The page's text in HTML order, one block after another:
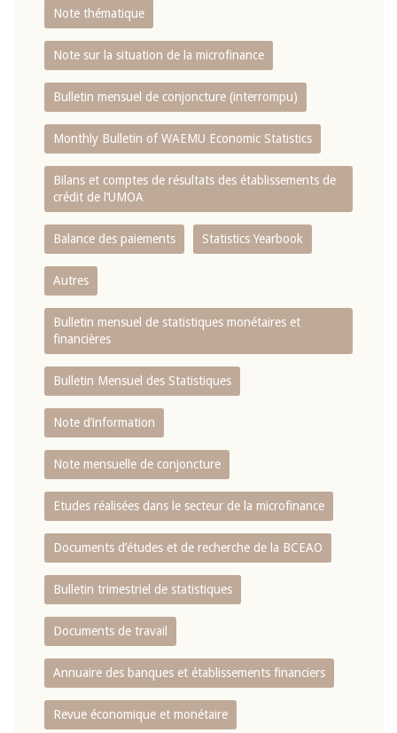
Note thématique
Note sur la situation de la microfinance
Bulletin mensuel de conjoncture (interrompu)
Monthly Bulletin of WAEMU Economic Statistics
Bilans et comptes de résultats des établissements de
crédit de l‘UMOA
Balance des paiements Statistics Yearbook
Autres
Bulletin mensuel de statistiques monétaires et
financières
Bulletin Mensuel des Statistiques
Note d’information
Note mensuelle de conjoncture
Etudes réalisées dans le secteur de la microfinance
Documents d’études et de recherche de la BCEAO
Bulletin trimestriel de statistiques
Documents de travail
Annuaire des banques et établissements financiers
Revue économique et monétaire